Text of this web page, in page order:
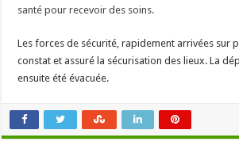
santé pour recevoir des soins.
Les forces de sécurité, rapidement arrivées sur
constat et assuré la sécurisation des lieux. La
ensuite été évacuée.